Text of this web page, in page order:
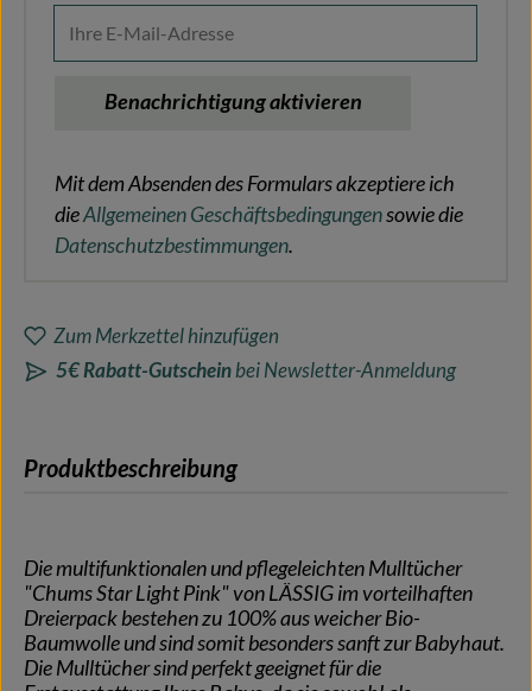
Benachrichtigung aktivieren
Mit dem Absenden des Formulars akzeptiere ich
dieAllgemeinen Geschäftsbedingungensowie die
Datenschutzbestimmungen.
Zum Merkzettel hinzufügen
5€ Rabatt-Gutscheinbei Newsletter-Anmeldung
Produktbeschreibung
Die multifunktionalen und pflegeleichten Mulltücher
"Chums Star Light Pink" von LÄSSIG im vorteilhaften
Dreierpack bestehen zu 100% aus weicher Bio-
Baumwolle und sind somit besonders sanft zur Babyhaut.
Die Mulltücher sind perfekt geeignet für die